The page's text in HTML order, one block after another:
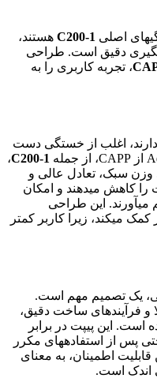
اصلی C200-1 هستند،
دقیق است. طراحی
، تجربه کاربری را به
دارند، اغلب از خستگی دست
C200-1،
وزن سبک، تعادل عالی و
کاهش میدهند و امکان
میآورند. این طراحی
میکند، زیرا کاربر کمتر
یک تصمیم مهم است.
و فرآیندهای ساخت دقیق،
این پیپت در برابر
پس از استفادههای مکرر
اطمینان، به معنای
اندک است.